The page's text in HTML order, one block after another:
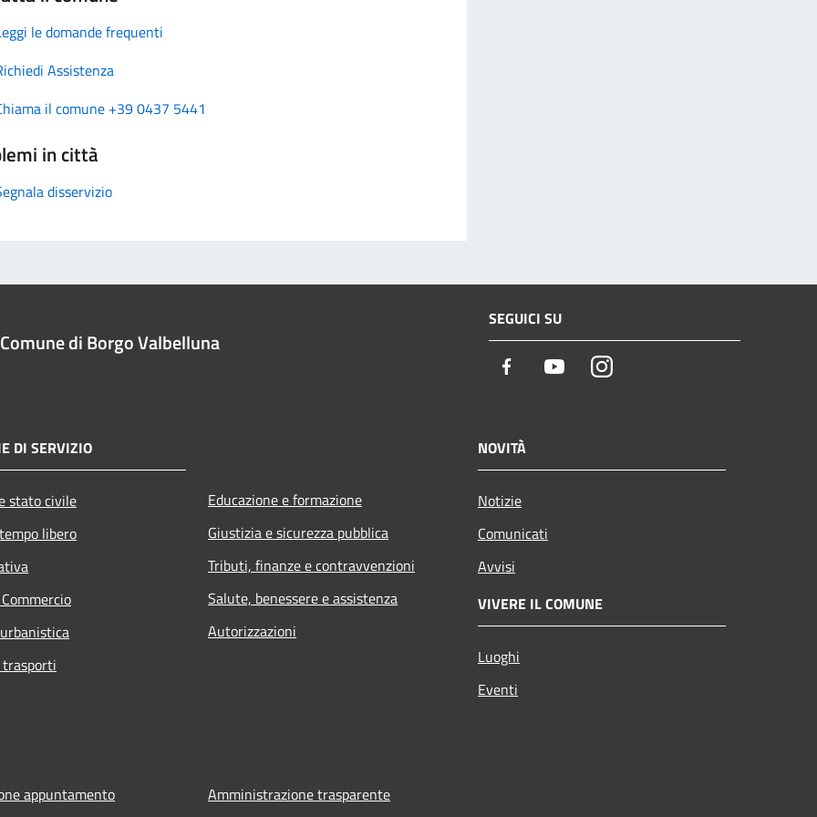
le domande frequenti
Assistenza
il comune +39 0437 5441
in città
disservizio
Comune di Borgo Valbelluna
SEGUICI SU
Facebook YoutubeInstagram
DI SERVIZIO
stato civile
libero
Educazione e formazione
Giustizia e sicurezza pubblica
Tributi, finanze e contravvenzioni
Salute, benessere e assistenza
Autorizzazioni
NOVITÀ
Notizie
Comunicati
Avvisi
VIVERE IL COMUNE
Luoghi
Eventi
appuntamento
Amministrazione trasparente